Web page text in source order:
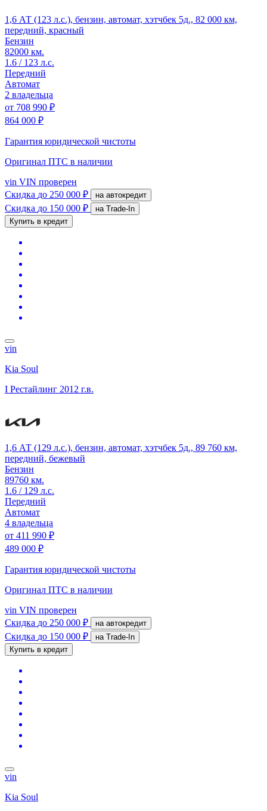
1,6 АТ (123 л.с.), бензин, автомат, хэтчбек 5д., 82 000 км,
передний, красный
Бензин
82000 км.
1.6 / 123 л.с.
Передний
Автомат
2 владельца
от 708 990 ₽
864 000 ₽
Гарантия юридической чистоты
Оригинал ПТС в наличии
vin VIN проверен
Скидка до 250 000 ₽ на автокредит
Скидка до 150 000 ₽
на Trade-In
Купить в кредит
vin
Kia Soul
I Рестайлинг 2012 г.в.
1,6 АТ (129 л.с.), бензин, автомат, хэтчбек 5д., 89 760 км,
передний, бежевый
Бензин
89760 км.
1.6 / 129 л.с.
Передний
Автомат
4 владельца
от 411 990 ₽
489 000 ₽
Гарантия юридической чистоты
Оригинал ПТС в наличии
vin VIN проверен
Скидка до 250 000 ₽ на автокредит
Скидка до 150 000 ₽
на Trade-In
Купить в кредит
vin
Kia Soul